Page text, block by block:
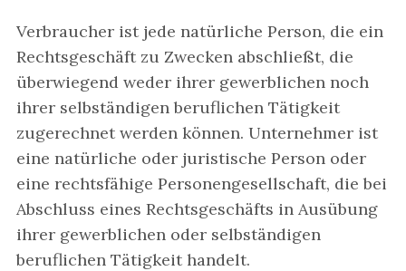
Verbraucher ist jede natürliche Person, die ein
Rechtsgeschäft zu Zwecken abschließt, die
überwiegend weder ihrer gewerblichen noch
ihrer selbständigen beruflichen Tätigkeit
zugerechnet werden können. Unternehmer ist
eine natürliche oder juristische Person oder
eine rechtsfähige Personengesellschaft, die bei
Abschluss eines Rechtsgeschäfts in Ausübung
ihrer gewerblichen oder selbständigen
beruflichen Tätigkeit handelt.